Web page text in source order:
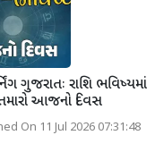
ગુજરાતઃ રાશિ ભવિષ્યમાં
આજનો દિવસ
On 11 Jul 2026 07:31:48